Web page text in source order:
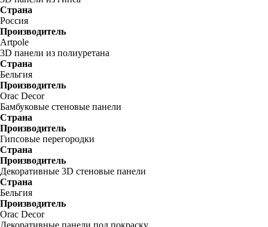
Страна
Россия
Производитель
Artpole
3D панели из полиуретана
Страна
Бельгия
Производитель
Orac Decor
Бамбуковые стеновые панели
Страна
Производитель
Гипсовые перегородки
Страна
Производитель
Декоративные 3D стеновые панели
Страна
Бельгия
Производитель
Orac Decor
Декоративные панели под покраску